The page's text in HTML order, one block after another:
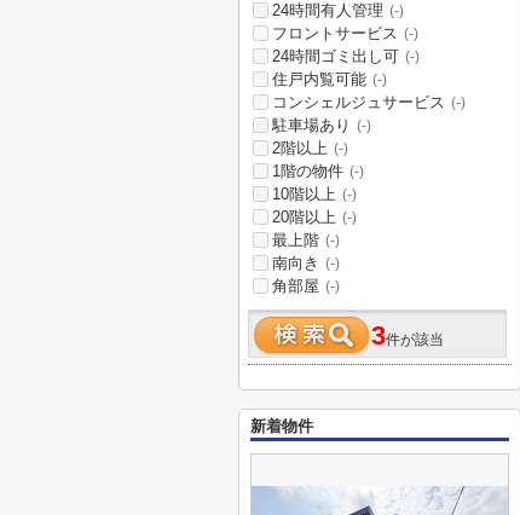
24時間有人管理 (-)
フロントサービス (-)
24時間ゴミ出し可 (-)
住戸内覧可能 (-)
コンシェルジュサービス (-)
駐車場あり (-)
2階以上 (-)
1階の物件 (-)
10階以上 (-)
20階以上 (-)
最上階 (-)
南向き (-)
角部屋 (-)
3件が該当
新着物件